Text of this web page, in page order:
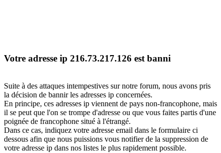
Votre adresse ip 216.73.217.126 est banni
Suite à des attaques intempestives sur notre forum, nous avons pris
la décision de bannir les adresses ip concernées.
En principe, ces adresses ip viennent de pays non-francophone, mais
il se peut que l'on se trompe d'adresse ou que vous faites partis d'une
poignée de francophone situé à l'étrangé.
Dans ce cas, indiquez votre adresse email dans le formulaire ci
dessous afin que nous puissions vous notifier de la suppression de
votre adresse ip dans nos listes le plus rapidement possible.